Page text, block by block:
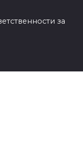
за